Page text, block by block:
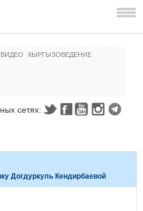
ВИДЕО КЫРГЫЗОВЕДЕНИЕ
сетях:
Догдуркуль Кендирбаевой